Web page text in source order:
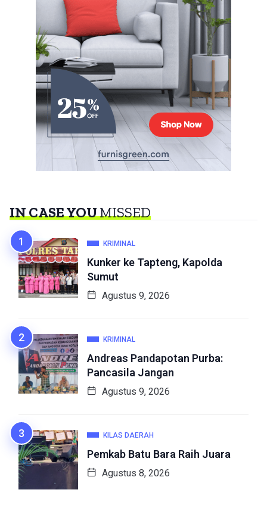
IN CASE YOUMISSED
KRIMINAL
Kunker ke Tapteng, Kapolda
Sumut
Agustus 9, 2026
KRIMINAL
Andreas Pandapotan Purba:
Pancasila Jangan
Agustus 9, 2026
KILAS DAERAH
Pemkab Batu Bara Raih Juara
Agustus 8, 2026